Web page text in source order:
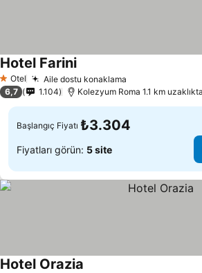
1 Yıldız
Otel Aile dostu konaklama
Hotel FariniFiyatları görün
6,7 1.104 Kolezyum Roma 1.1 km uzaklıkta
Başlangıç Fiyatı ₺3.304
Fiyatları görün: 5 site
Hotel Orazia